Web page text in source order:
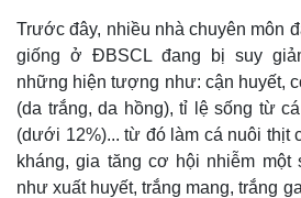
Kinh tế
Bất động sản
Khởi nghiệp
Thị
Giá
Tiêu
Giá
Trước đây, nhiều nhà chuyên môn
giống ở ĐBSCL đang bị suy
những hiện tượng như: cận huyết,
(da trắng, da hồng), tỉ lệ sống từ
(dưới 12%)... từ đó làm cá nuôi thịt
kháng, gia tăng cơ hội nhiễm một
như xuất huyết, trắng mang, trắng